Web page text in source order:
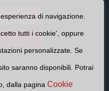
di navigazione.
tutti i cookie', oppure
personalizzate. Se
saranno disponibili. Potrai
dalla pagina Cookie